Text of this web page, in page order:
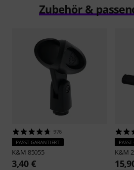
Zubehör &
976
PASST GARANTIERT
K&M 85055
3,40 €
K&M